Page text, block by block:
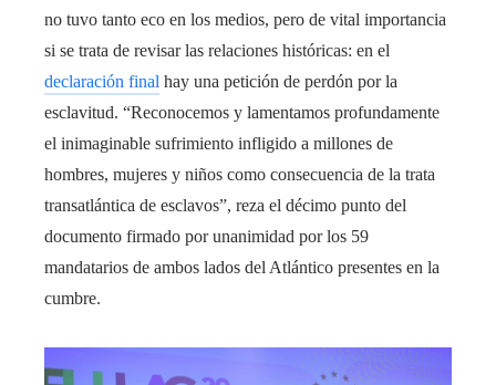
no tuvo tanto eco en los medios, pero de vital importancia
si se trata de revisar las relaciones históricas: en el
declaración final hay una petición de perdón por la
esclavitud. “Reconocemos y lamentamos profundamente
el inimaginable sufrimiento infligido a millones de
hombres, mujeres y niños como consecuencia de la trata
transatlántica de esclavos”, reza el décimo punto del
documento firmado por unanimidad por los 59
mandatarios de ambos lados del Atlántico presentes en la
cumbre.